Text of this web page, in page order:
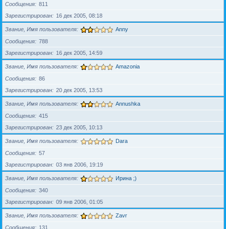
Сообщения
811
Зарегистрирован
16 дек 2005, 08:18
Звание, Имя пользователя Anny
Сообщения
788
Зарегистрирован
16 дек 2005, 14:59
Звание, Имя пользователя Amazonia
Сообщения
86
Зарегистрирован
20 дек 2005, 13:53
Звание, Имя пользователя Annushka
Сообщения
415
Зарегистрирован
23 дек 2005, 10:13
Звание, Имя пользователя Dara
Сообщения
57
Зарегистрирован
03 янв 2006, 19:19
Звание, Имя пользователя Ирина ;)
Сообщения
340
Зарегистрирован
09 янв 2006, 01:05
Звание, Имя пользователя Zavr
Сообщения
131